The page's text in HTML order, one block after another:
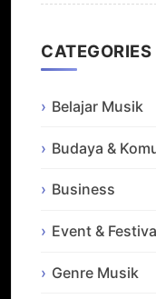
CATEGORIES
Belajar Musik
Budaya &
Business
Event &
Genre Musik